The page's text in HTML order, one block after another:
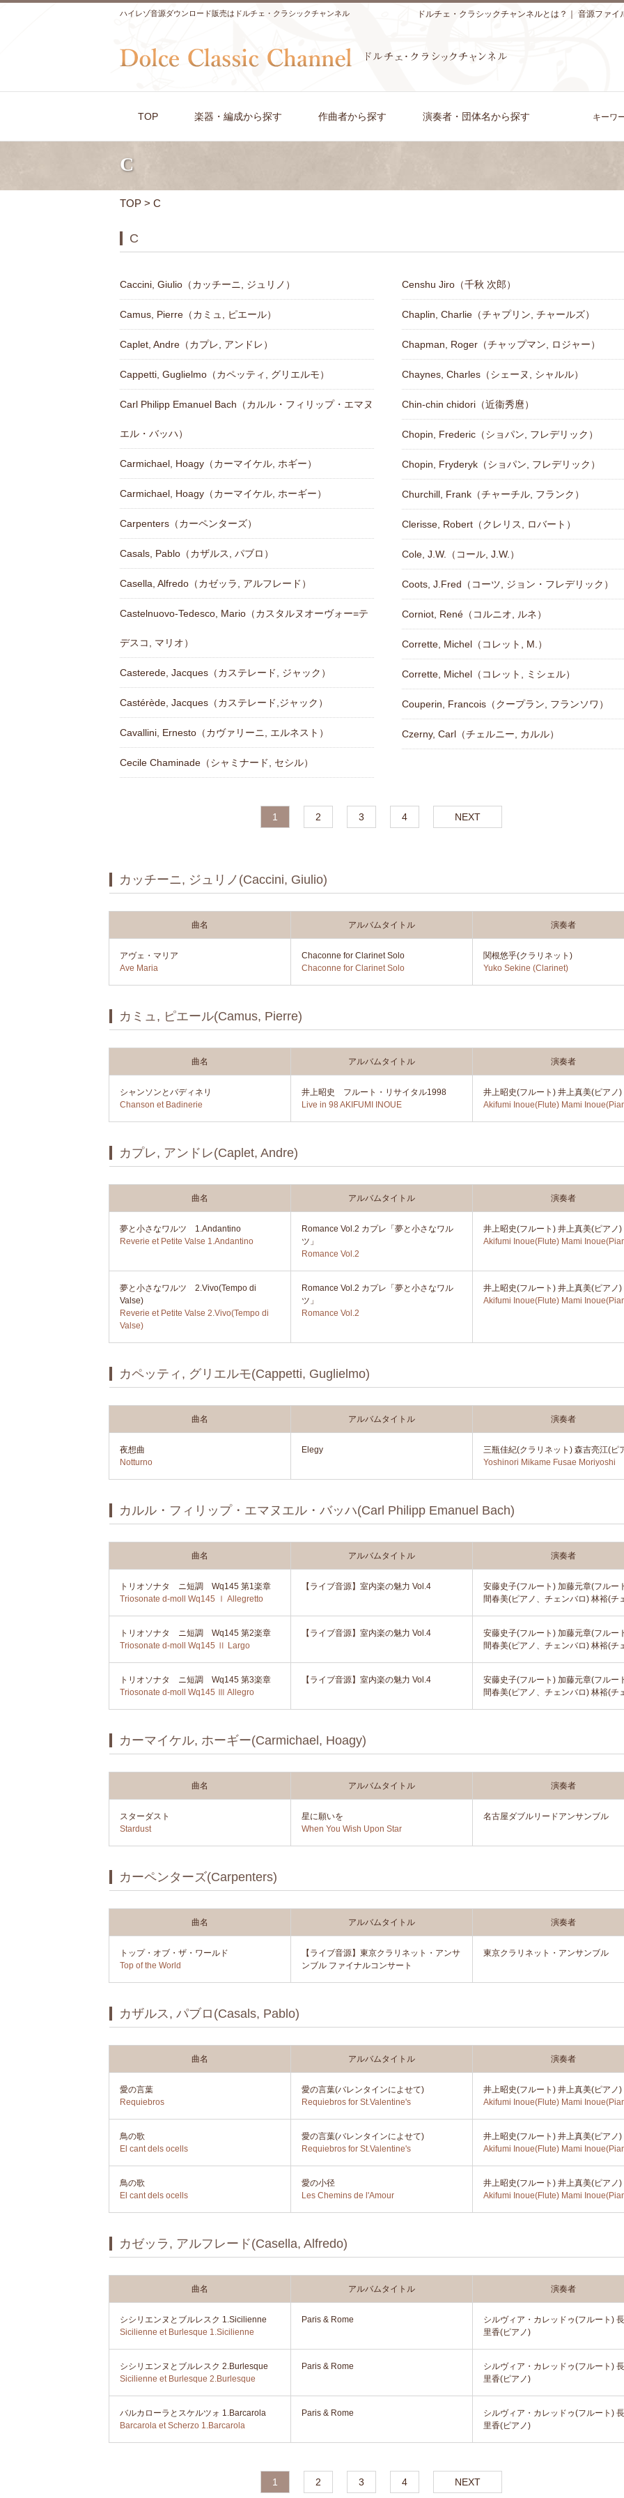
ハイレゾ音源ダウンロード販売はドルチェ・クラシックチャンネル 音源ファイ
ドルチェ・クラシックチャンネルとは？
TOP 楽器・編成から探す 作曲者から探す 演奏者・団体名から探す キーワ
C
TOP > C
C
Caccini, Giulio（カッチーニ, ジュリノ）
Camus, Pierre（カミュ, ピエール）
Caplet, Andre（カプレ, アンドレ）
Cappetti, Guglielmo（カペッティ, グリエルモ）
Carl Philipp Emanuel Bach（カルル・フィリップ・エマヌ
エル・バッハ）
Carmichael, Hoagy（カーマイケル, ホギー）
Carmichael, Hoagy（カーマイケル, ホーギー）
Carpenters（カーペンターズ）
Casals, Pablo（カザルス, パブロ）
Casella, Alfredo（カゼッラ, アルフレード）
Castelnuovo-Tedesco, Mario（カスタルヌオーヴォー=テ
デスコ, マリオ）
Casterede, Jacques（カステレード, ジャック）
Castérède, Jacques（カステレード,ジャック）
Cavallini, Ernesto（カヴァリーニ, エルネスト）
Cecile Chaminade（シャミナード, セシル）
Censhu Jiro（千秋 次郎）
Chaplin, Charlie（チャプリン, チャールズ）
Chapman, Roger（チャップマン, ロジャー）
Chaynes, Charles（シェーヌ, シャルル）
Chin-chin chidori（近衞秀麿）
Chopin, Frederic（ショパン, フレデリック）
Chopin, Fryderyk（ショパン, フレデリック）
Churchill, Frank（チャーチル, フランク）
Clerisse, Robert（クレリス, ロバート）
Cole, J.W.（コール, J.W.）
Coots, J.Fred（コーツ, ジョン・フレデリック）
Corniot, René（コルニオ, ルネ）
Corrette, Michel（コレット, M.）
Corrette, Michel（コレット, ミシェル）
Couperin, Francois（クープラン, フランソワ）
Czerny, Carl（チェルニー, カルル）
1 2 3 4 NEXT
カッチーニ, ジュリノ(Caccini, Giulio)
曲名 アルバムタイトル 演奏者
アヴェ・マリア
Ave Maria
Chaconne for Clarinet Solo
Chaconne for Clarinet Solo
関根悠乎(クラリネット)
Yuko Sekine (Clarinet)
カミュ, ピエール(Camus, Pierre)
曲名 アルバムタイトル 演奏者
シャンソンとバディネリ
Chanson et Badinerie
井上昭史 フルート・リサイタル1998
Live in 98 AKIFUMI INOUE
井上昭史(フルート) 井上真美(ピアノ)
Akifumi Inoue(Flute) Mami
カプレ, アンドレ(Caplet, Andre)
曲名 アルバムタイトル 演奏者
夢と小さなワルツ 1.Andantino
Reverie et Petite Valse 1.Andantino
Romance Vol.2 カプレ「夢と小さなワル
ツ」
Romance Vol.2
井上昭史(フルート) 井上真美(ピアノ)
Akifumi Inoue(Flute) Mami
夢と小さなワルツ 2.Vivo(Tempo di
Valse)
Reverie et Petite Valse 2.Vivo(Tempo di
Valse)
Romance Vol.2 カプレ「夢と小さなワル
ツ」
Romance Vol.2
井上昭史(フルート) 井上真美(ピアノ)
Akifumi Inoue(Flute) Mami
カペッティ, グリエルモ(Cappetti, Guglielmo)
曲名 アルバムタイトル 演奏者
夜想曲
Notturno
Elegy
三瓶佳紀(クラリネット) 森吉亮江(ピ
Yoshinori Mikame Fusae Moriyoshi
カルル・フィリップ・エマヌエル・バッハ(Carl Philipp Emanuel Bach)
曲名 アルバムタイトル 演奏者
トリオソナタ ニ短調 Wq145 第1楽章
Triosonate d-moll Wq145 Ⅰ Allegretto
【ライブ音源】室内楽の魅力 Vol.4
安藤史子(フルート) 加藤元章(フルー
間春美(ピアノ、チェンバロ) 林裕(チ
トリオソナタ ニ短調 Wq145 第2楽章
Triosonate d-moll Wq145 Ⅱ Largo
【ライブ音源】室内楽の魅力 Vol.4
安藤史子(フルート) 加藤元章(フルー
間春美(ピアノ、チェンバロ) 林裕(チ
トリオソナタ ニ短調 Wq145 第3楽章
Triosonate d-moll Wq145 Ⅲ Allegro
【ライブ音源】室内楽の魅力 Vol.4
安藤史子(フルート) 加藤元章(フルー
間春美(ピアノ、チェンバロ) 林裕(チ
カーマイケル, ホーギー(Carmichael, Hoagy)
曲名 アルバムタイトル 演奏者
スターダスト
Stardust
星に願いを
When You Wish Upon Star
名古屋ダブルリードアンサンブル
カーペンターズ(Carpenters)
曲名 アルバムタイトル 演奏者
トップ・オブ・ザ・ワールド
Top of the World
【ライブ音源】東京クラリネット・アンサ
ンブル ファイナルコンサート
東京クラリネット・アンサンブル
カザルス, パブロ(Casals, Pablo)
曲名 アルバムタイトル 演奏者
愛の言葉
Requiebros
愛の言葉(バレンタインによせて)
Requiebros for St.Valentine's
井上昭史(フルート) 井上真美(ピアノ)
Akifumi Inoue(Flute) Mami
鳥の歌
El cant dels ocells
愛の言葉(バレンタインによせて)
Requiebros for St.Valentine's
井上昭史(フルート) 井上真美(ピアノ)
Akifumi Inoue(Flute) Mami
鳥の歌
El cant dels ocells
愛の小径
Les Chemins de l'Amour
井上昭史(フルート) 井上真美(ピアノ)
Akifumi Inoue(Flute) Mami
カゼッラ, アルフレード(Casella, Alfredo)
曲名 アルバムタイトル 演奏者
シシリエンヌとブルレスク 1.Sicilienne
Sicilienne et Burlesque 1.Sicilienne
Paris & Rome
シルヴィア・カレッドゥ(フルート)
里香(ピアノ)
シシリエンヌとブルレスク 2.Burlesque
Sicilienne et Burlesque 2.Burlesque
Paris & Rome
シルヴィア・カレッドゥ(フルート)
里香(ピアノ)
バルカローラとスケルツォ 1.Barcarola
Barcarola et Scherzo 1.Barcarola
Paris & Rome
シルヴィア・カレッドゥ(フルート)
里香(ピアノ)
1 2 3 4 NEXT